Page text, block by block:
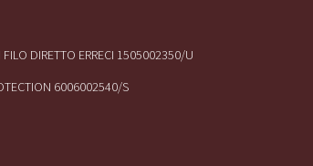
DIRETTO ERRECI 1505002350/U
6006002540/S